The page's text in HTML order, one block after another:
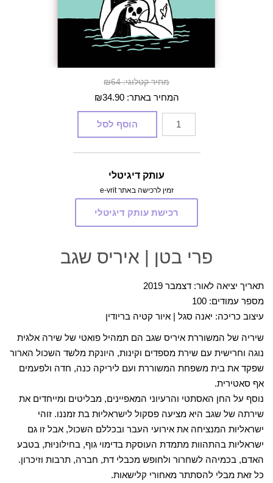
מחיר קטלוגי: ₪64
המחיר באתר: ₪34.90
כמות
של
פרי
הוסף לסל
עותק דיגיטלי
זמין לרכישה באתר e-vrit
רכישת עותק דיגיטלי
פרי בטן | איריס שגב
תאריך יציאה לאור: דצמבר 2019
מספר עמודים: 100
עיצוב כריכה: יאנה סגל | איור קטיה בריודין
שיריה של המשוררת איריס שגב הם תמהיל פואטי של שירה אלגית
נוגה וחרישית עם שירת מספדים וקינות, היונקת מלשד השכול הארור
שפקד את בית משפחת המשוררת ועם ליריקה כנה, חדה ולפעמים
אף סאטירית.
נוסף על החן האסתטי והרעיוני המאפיינים, מבליטים ומייחדים את
שירתה של שגב היא מציעה פסקול לישראליוּת בת זמננו. זוהי
ישראליוּת המנציחה את אירועי העבר ובכללם השכול, אבל זו גם
ישראליות בהתהוות מתמדת העוסקת בדימוי גוף, בחילוניוּת, בטבע
האדם, בכמיהה לשחרור ולחופש מכבלי דת, חברה, תרבות וזיכרון.
כל זאת מבלי להסתתר מאחורי קלישאות.